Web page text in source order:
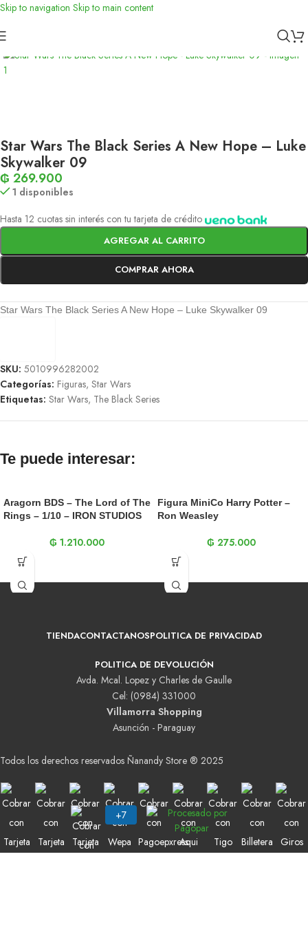
Skip to navigation Skip to main content
Inicio
Star Wars The Black Series A New Hope – Luke
Skywalker 09
₲ 269.900
1 disponibles
Hasta 12 cuotas sin interés con tu tarjeta de crédito
AGREGAR AL CARRITO
COMPRAR AHORA
Star Wars The Black Series A New Hope – Luke Skywalker 09
SKU: 5010996282002
Categorías: Figuras, Star Wars
Etiquetas: Star Wars, The Black Series
Te puede interesar:
Aragorn BDS – The Lord of The
Rings – 1/10 – IRON STUDIOS
₲ 1.210.000
Figura MiniCo Harry Potter –
Ron Weasley
₲ 275.000
TIENDACONTACTANOSPOLITICA DE PRIVACIDAD
POLITICA DE DEVOLUCIÓN
Avda. Mcal. Lopez y Charles de Gaulle
Cel: (0984) 331000
Villamorra Shopping
Asunción - Paraguay
Todos los derechos reservados Ñanandy Store ® 2025